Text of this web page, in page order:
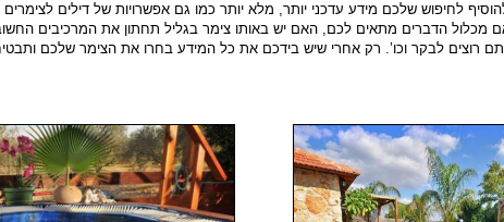
לחיפוש שלכם מידע עדכני יותר, מלא יותר כמו גם אפשרויות של דילים
מכלול הדברים מתאים לכם, האם יש באותו צימר בגליל תחתון את המרכיבים
רוצים לבקר וכו’. רק אחרי שיש בידכם את כל המידע בחרו את הצימר שלכם